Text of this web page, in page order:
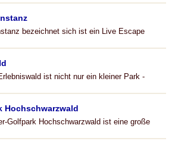
bezeichnet sich ist ein Live Escape
ist nicht nur ein kleiner Park -
Hochschwarzwald
Golfpark Hochschwarzwald ist eine große